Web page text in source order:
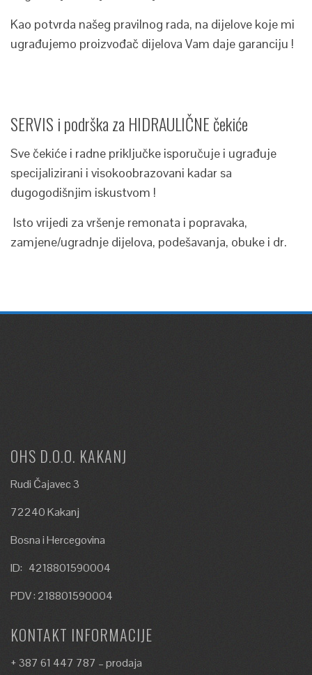
Kao potvrda našeg pravilnog rada, na dijelove koje mi
ugrađujemo proizvođač dijelova Vam daje garanciju !
SERVIS i podrška za HIDRAULIČNE čekiće
Sve čekiće i radne priključke isporučuje i ugrađuje
specijalizirani i visokoobrazovani kadar sa
dugogodišnjim iskustvom !
Isto vrijedi za vršenje remonata i popravaka,
zamjene/ugradnje dijelova, podešavanja, obuke i dr.
OHS D.O.O. KAKANJ
Rudi Čajavec 3
72240 Kakanj
Bosna i Hercegovina
ID: 4218801590004
PDV : 218801590004
KONTAKT INFORMACIJE
+ 387 61 447 787 – prodaja